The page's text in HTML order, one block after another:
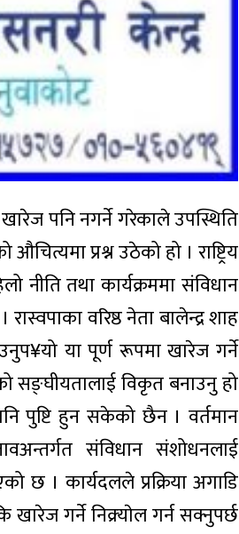
पनि नगर्ने गरेकाले उपस्थिति
प्रश्न उठेको हो । राष्ट्रिय
नीति तथा कार्यक्रममा संविधान
वरिष्ठ नेता बालेन्द्र शाह
या पूर्ण रूपमा खारेज गर्ने
सङ्घीयतालाई विकृत बनाउनु हो
पुष्टि हुन सकेको छैन । वर्तमान
संविधान संशोधनलाई
छ । कार्यदलले प्रक्रिया अगाडि
गर्ने निक्र्याेल गर्न सक्नुपर्छ